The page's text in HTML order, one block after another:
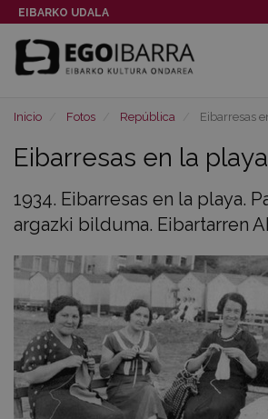
EIBARKO UDALA
Inicio Fotos República Eibarresas
Eibarresas en la playa
1934. Eibarresas en la playa.
argazki bilduma. Eibartarren